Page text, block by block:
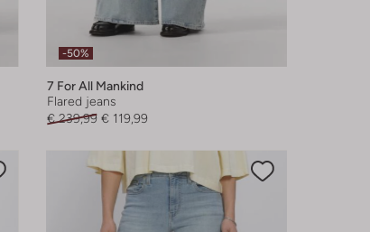
-50%
7 For All Mankind
Flared jeans
€ 239,99 € 119,99